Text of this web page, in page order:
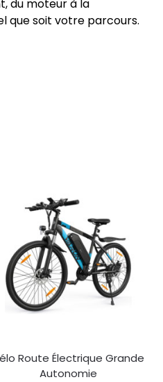
du moteur à la
que soit votre parcours.
Route Électrique Grande
Autonomie